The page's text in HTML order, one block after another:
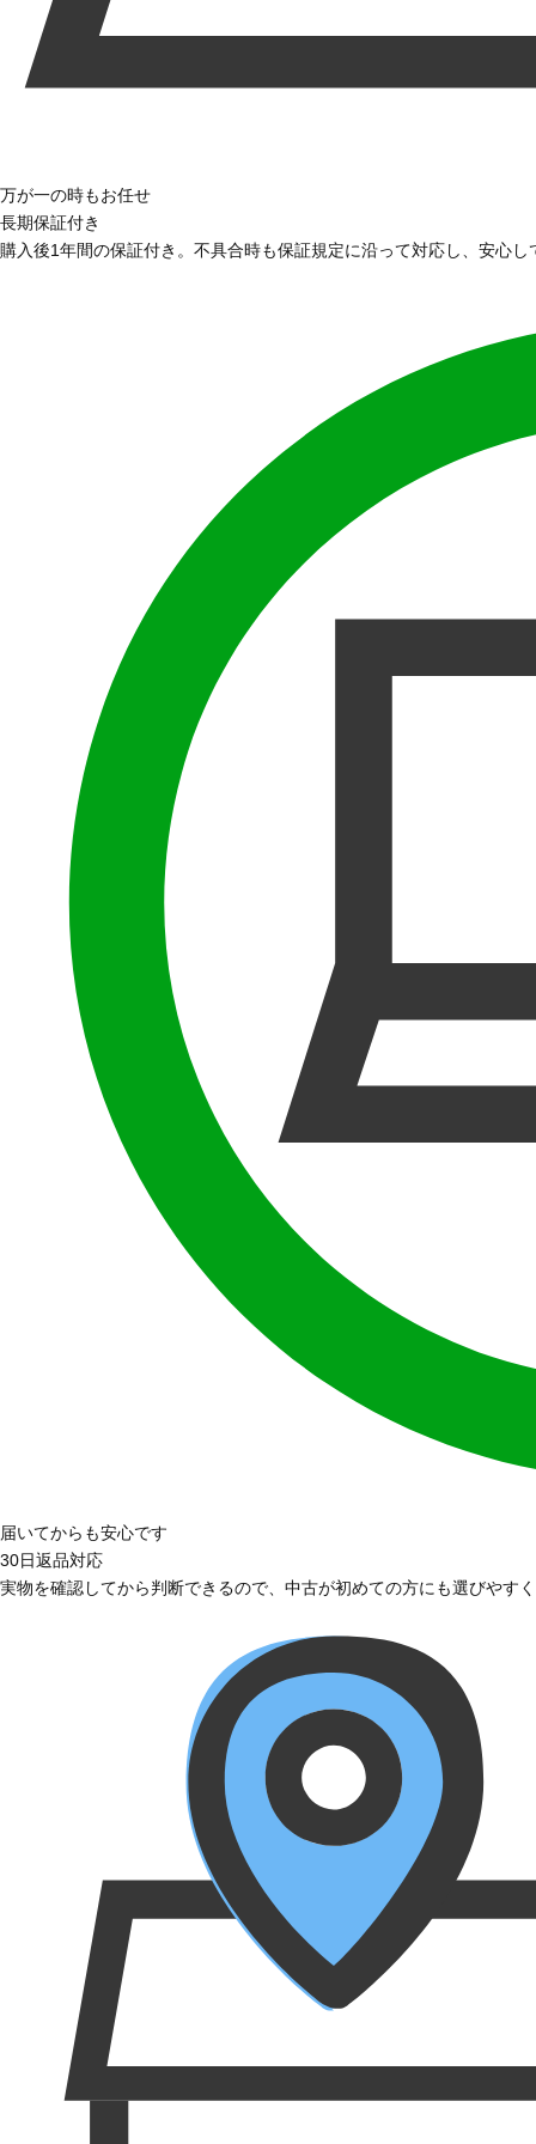
万が一の時もお任せ
長期保証付き
購入後1年間の保証付き。不具合時も保証規定に沿って対応し、安心
届いてからも安心です
30日返品対応
実物を確認してから判断できるので、中古が初めての方にも選びやす